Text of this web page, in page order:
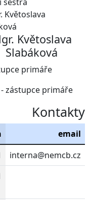
Květoslava
Slabáková
primáře
- zástupce primáře
Kontakty
email
interna@nemcb.cz